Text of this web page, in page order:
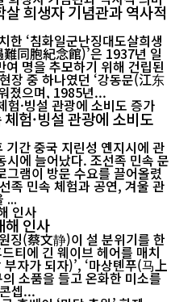
희생자 기념관과 역사적
한 ‘침화일군난징대도살희생
同胞紀念館)’은 1937년 일
명을 추모하기 위해 건립된
장 중 하나였던 ‘강동문(江东
졌으며, 1985년...
험·빙설 관광에 소비도
간 중국 지린성 옌지시에 관
시에 늘어났다. 조선족 민속 문
그램이 방문 수요를 끌어올렸
...
해 인사
징(蔡文静)이 설 분위기를 한
티에 긴 웨이브 헤어를 매치
자가 되자)’, ‘마상톈푸(马上
소품을 들고 온화한 미소를
셉...